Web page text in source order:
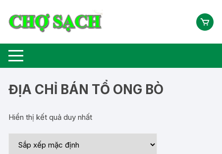
ĐỊA CHỈ BÁN TỔ ONG BÒ
Hiển thị kết quả duy nhất